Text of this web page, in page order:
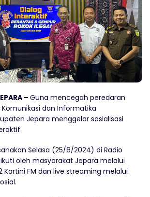
– Guna mencegah peredaran
Komunikasi dan Informatika
Jepara menggelar sosialisasi
Selasa (25/6/2024) di Radio
oleh masyarakat Jepara melalui
Kartini FM dan live streaming melalui